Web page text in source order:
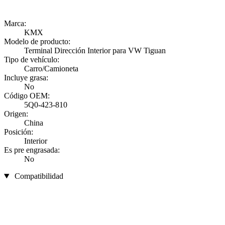
Marca:
KMX
Modelo de producto:
Terminal Dirección Interior para VW Tiguan
Tipo de vehículo:
Carro/Camioneta
Incluye grasa:
No
Código OEM:
5Q0-423-810
Origen:
China
Posición:
Interior
Es pre engrasada:
No
Compatibilidad